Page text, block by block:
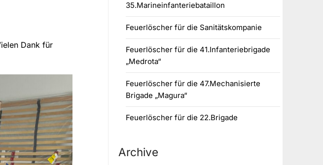
Dank für
35.Marineinfanteriebataillon
Feuerlöscher für die Sanitätskompanie
Feuerlöscher für die 41.Infanteriebrigade
„Medrota“
Feuerlöscher für die 47.Mechanisierte
Brigade „Magura“
Feuerlöscher für die 22.Brigade
Archive